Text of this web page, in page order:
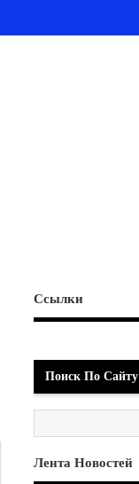
Ссылки
Поиск По Сайту
Лента Новостей